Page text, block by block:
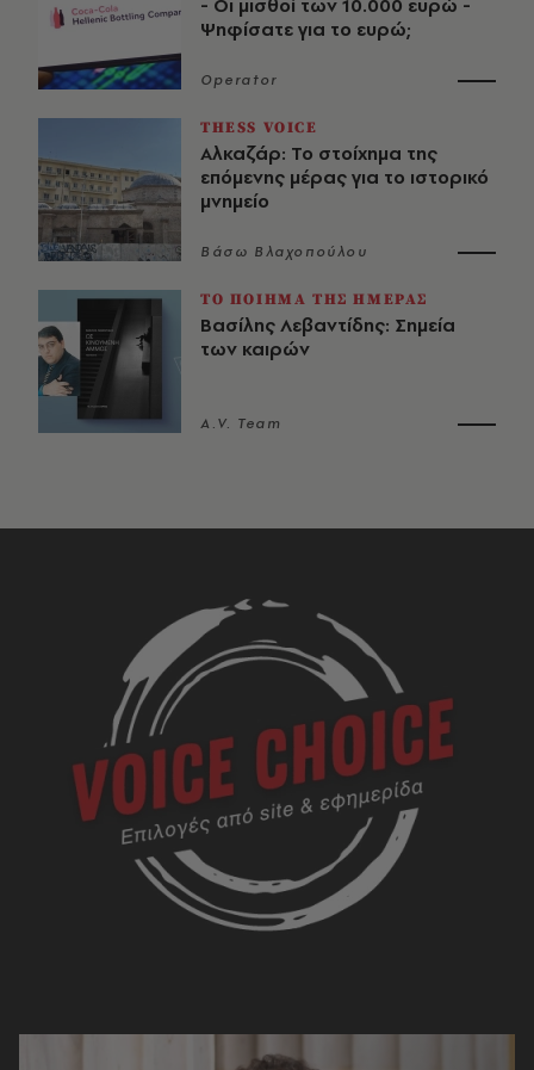
Ψηφίσατε για το ευρώ;
Operator
THESS VOICE
Αλκαζάρ: Το στοίχημα της
επόμενης μέρας για το ιστορικό
μνημείο
Βάσω Βλαχοπούλου
ΤΟ ΠΟΙΗΜΑ ΤΗΣ ΗΜΕΡΑΣ
Βασίλης Λεβαντίδης: Σημεία
των καιρών
A.V. Team